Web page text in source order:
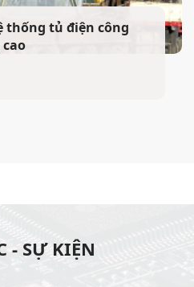
thống tủ điện công
- SỰ KIỆN